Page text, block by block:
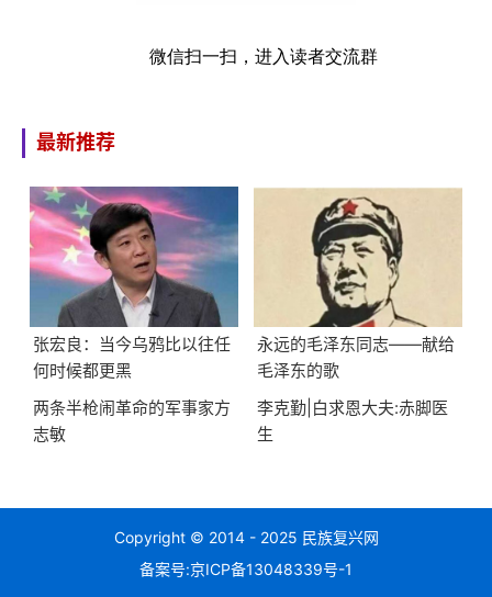
微信扫一扫，进入读者交流群
最新推荐
张宏良：当今乌鸦比以往任
何时候都更黑
永远的毛泽东同志——献给
毛泽东的歌
两条半枪闹革命的军事家方
志敏
李克勤|白求恩大夫:赤脚医
生
Copyright © 2014 - 2025 民族复兴网
备案号:京ICP备13048339号-1